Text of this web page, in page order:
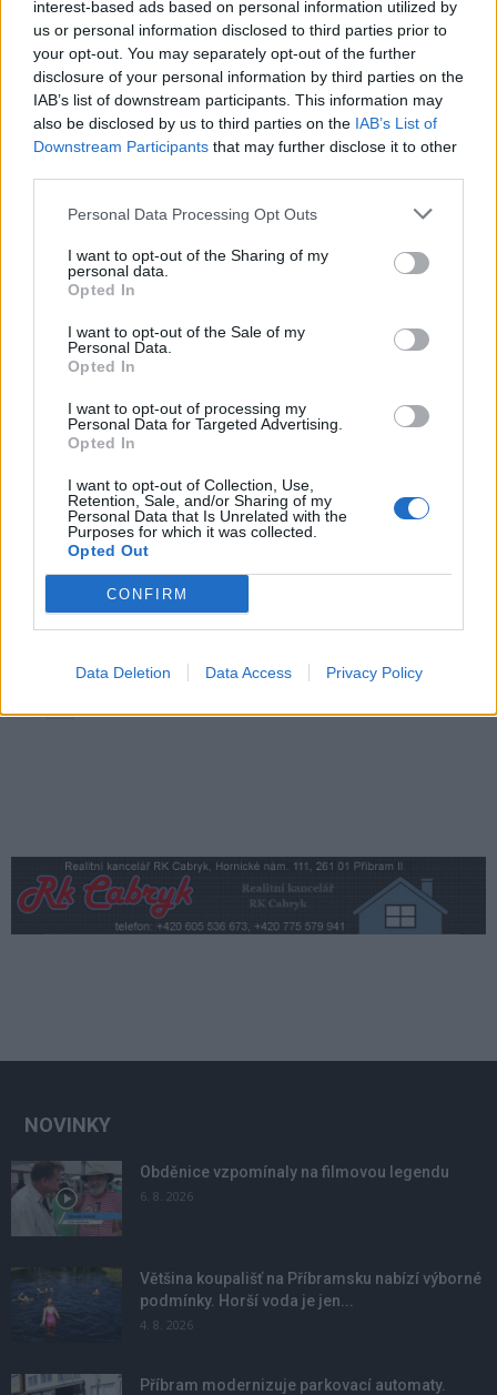
interest-based ads based on personal information utilized by
us or personal information disclosed to third parties prior to
your opt-out. You may separately opt-out of the further
disclosure of your personal information by third parties on the
IAB’s list of downstream participants. This information may
also be disclosed by us to third parties on the IAB’s List of
Downstream Participants that may further disclose it to other
Personal Data Processing Opt Outs
I want to opt-out of the Sharing of my
personal data.
Opted In
I want to opt-out of the Sale of my
Personal Data.
Opted In
I want to opt-out of processing my
Personal Data for Targeted Advertising.
Opted In
I want to opt-out of Collection, Use,
Retention, Sale, and/or Sharing of my
Personal Data that Is Unrelated with the
Purposes for which it was collected.
Opted Out
CONFIRM
Data Deletion Data Access Privacy Policy
ředitele měla dočkat v listopadu
SOUVISEJÍCÍ ČLÁNKY
VÍCE OD AUTORA
Zpravodajství
výborné podmínky. Horší voda je jen na
Živohošti
Zpravodajství
Příbram modernizuje parkovací automaty.
Přibudou i tři nové poblíž Svaté Hory
Středočeský kraj upravil pravidla soutěže.
NOVINKY
Obděnice vzpomínaly na filmovou legendu
6. 8. 2026
Většina koupališť na Příbramsku nabízí výborné
podmínky. Horší voda je jen...
4. 8. 2026
Příbram modernizuje parkovací automaty.